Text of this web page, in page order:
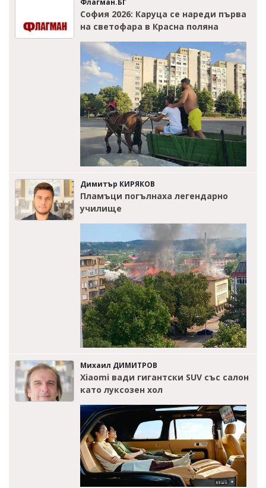
София 2026: Каруца се нареди първа
на светофара в Красна поляна
Димитър КИРЯКОВ
Пламъци погълнаха легендарно
училище
Михаил ДИМИТРОВ
Xiaomi вади гигантски SUV със салон
като луксозен хол